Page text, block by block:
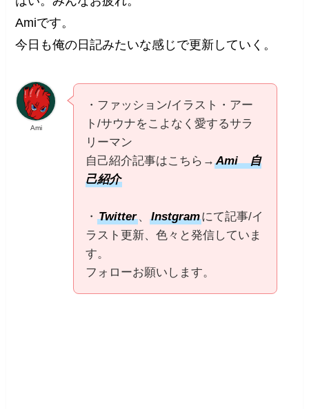
Amiです。
今日も俺の日記みたいな感じで更新していく。
Ami
・ファッション/イラスト・アー
ト/サウナをこよなく愛するサラ
リーマン
自己紹介記事はこちら→Ami 自
己紹介
・Twitter、Instgramにて記事/イ
ラスト更新、色々と発信していま
す。
フォローお願いします。